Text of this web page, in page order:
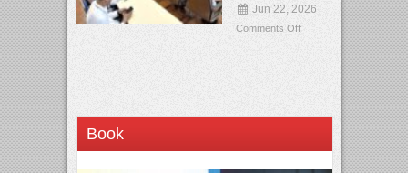
Jun 22, 2026
Comments Off
Book